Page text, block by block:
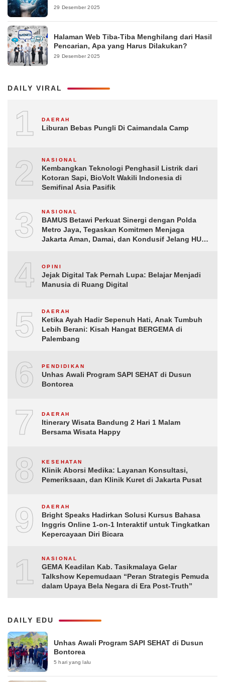
29 Desember 2025
Halaman Web Tiba-Tiba Menghilang dari Hasil
Pencarian, Apa yang Harus Dilakukan?
29 Desember 2025
DAILY VIRAL
1 DAERAH
Liburan Bebas Pungli Di Caimandala Camp
2 NASIONAL
Kembangkan Teknologi Penghasil Listrik dari
Kotoran Sapi, BioVolt Wakili Indonesia di
Semifinal Asia Pasifik
3 NASIONAL
BAMUS Betawi Perkuat Sinergi dengan Polda
Metro Jaya, Tegaskan Komitmen Menjaga
Jakarta Aman, Damai, dan Kondusif Jelang HUT
4 OPINI
Jejak Digital Tak Pernah Lupa: Belajar Menjadi
Manusia di Ruang Digital
5 DAERAH
Ketika Ayah Hadir Sepenuh Hati, Anak Tumbuh
Lebih Berani: Kisah Hangat BERGEMA di
Palembang
6 PENDIDIKAN
Unhas Awali Program SAPI SEHAT di Dusun
Bontorea
7 DAERAH
Itinerary Wisata Bandung 2 Hari 1 Malam
Bersama Wisata Happy
8 KESEHATAN
Klinik Aborsi Medika: Layanan Konsultasi,
Pemeriksaan, dan Klinik Kuret di Jakarta Pusat
9 DAERAH
Bright Speaks Hadirkan Solusi Kursus Bahasa
Inggris Online 1-on-1 Interaktif untuk Tingkatkan
Kepercayaan Diri Bicara
10NASIONAL
GEMA Keadilan Kab. Tasikmalaya Gelar
Talkshow Kepemudaan “Peran Strategis Pemuda
dalam Upaya Bela Negara di Era Post-Truth”
DAILY EDU
Unhas Awali Program SAPI SEHAT di Dusun
Bontorea
5 hari yang lalu